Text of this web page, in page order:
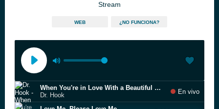
Stream
WEB ¿NO FUNCIONA?
When You're in Love With a Beautiful Woman
Dr. Hook
En vivo